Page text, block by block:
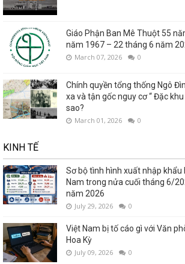
Giáo Phận Ban Mê Thuột 55
năm 1967 – 22 tháng 6 năm
March 07, 2026 0
Chính quyền tổng thống Ngô
xa và tận gốc nguy cơ “ Đặc
sao?
March 01, 2026 0
KINH TẾ
Sơ bộ tình hình xuất nhập khẩu
Nam trong nửa cuối tháng 6/
năm 2026
July 29, 2026 0
Việt Nam bị tố cáo gì với Văn
Hoa Kỳ
July 09, 2026 0